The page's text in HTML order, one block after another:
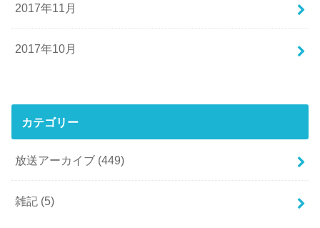
2017年11月
2017年10月
カテゴリー
放送アーカイブ (449)
雑記 (5)